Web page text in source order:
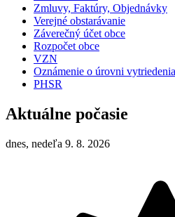
Zmluvy, Faktúry, Objednávky
Verejné obstarávanie
Záverečný účet obce
Rozpočet obce
VZN
Oznámenie o úrovni
PHSR
Aktuálne počasie
dnes, nedeľa 9. 8. 2026